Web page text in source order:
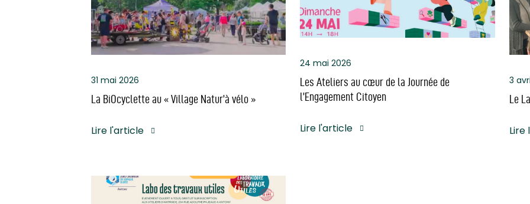
31 mai 2026
La BiOcyclette au « Village Natur’à vélo »
Lire l'article
24 mai 2026
Les Ateliers au cœur de la Journée de
l’Engagement Citoyen
Lire l'article
3
Le
Lire